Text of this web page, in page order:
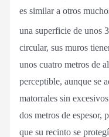
es similar a otros
una superficie de unos
circular, sus muros
unos cuatro metros de
perceptible, aunque se
matorrales sin
dos metros de espesor,
que su recinto se